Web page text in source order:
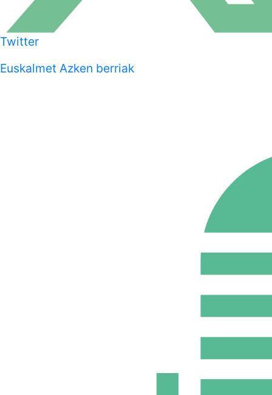
Twitter
Euskalmet Azken berriak